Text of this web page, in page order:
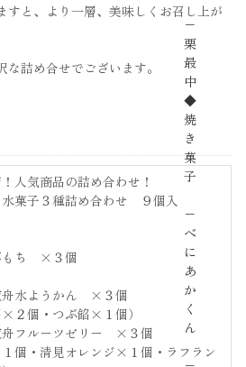
−
栗
最
中
◆
焼
き
菓
子
−
べ
に
あ
か
く
ん
すと、より一層、美味しくお召し上が
詰め合せでございます。
人気商品の詰め合わせ！
菓子３種詰め合わせ ９個入
もち ×３個
舟水ようかん ×３個
×２個・つぶ餡×１個）
舟フルーツゼリー ×３個
１個・清見オレンジ×１個・ラフラン